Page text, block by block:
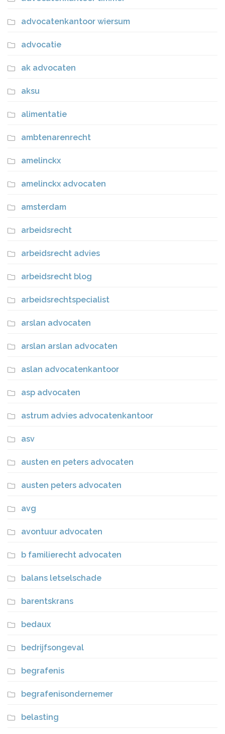
advocatenkantoor wiersum
advocatie
ak advocaten
aksu
alimentatie
ambtenarenrecht
amelinckx
amelinckx advocaten
amsterdam
arbeidsrecht
arbeidsrecht advies
arbeidsrecht blog
arbeidsrechtspecialist
arslan advocaten
arslan arslan advocaten
aslan advocatenkantoor
asp advocaten
astrum advies advocatenkantoor
asv
austen en peters advocaten
austen peters advocaten
avg
avontuur advocaten
b familierecht advocaten
balans letselschade
barentskrans
bedaux
bedrijfsongeval
begrafenis
begrafenisondernemer
belasting